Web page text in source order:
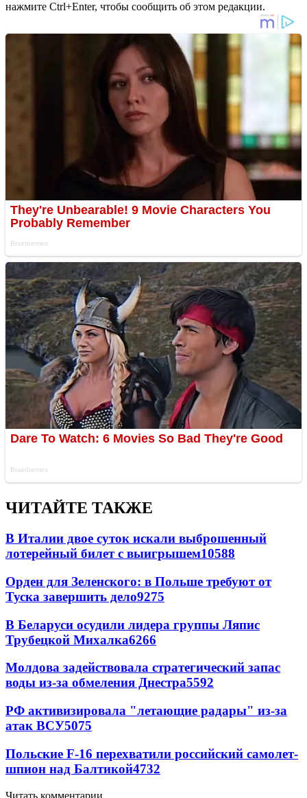
нажмите Ctrl+Enter, чтобы сообщить об этом редакции.
ЧИТАЙТЕ ТАКЖЕ
В Италии двое суток искали выброшенный
лотерейный билет с выигрышем10588
Орден для Зеленского: в Польше требуют от
Туска завершить дело9275
В Беларуси осудили лидера группы Ляпис
Трубецкой Михалка6266
Молдова задействовала стратегический запас
воды из-за обмеления Днестра5592
РФ активизировала "летающие радары" из-за
атак ВСУ5075
Польские F-16 перехватили российский самолет-
шпион над Балтикой4732
Читать комментарии